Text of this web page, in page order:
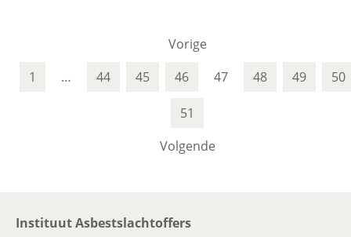
Vorige
1
… 44 45 46 47 48 49 50
51
Volgende
Instituut Asbestslachtoffers